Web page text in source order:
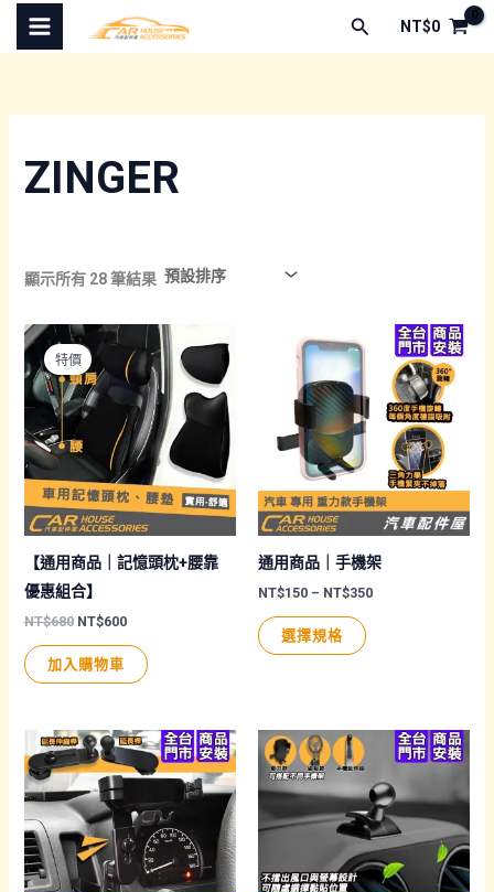
搜
尋
NT$0
ZINGER
顯示所有 28 筆結果
特價
【通用商品｜記憶頭枕+腰靠
優惠組合】
NT$680 原
價
格：
NT$600目
格：
加入購物車
通用商品｜手機架
NT$150 – NT$350價
選擇規格
款
式。
可
在